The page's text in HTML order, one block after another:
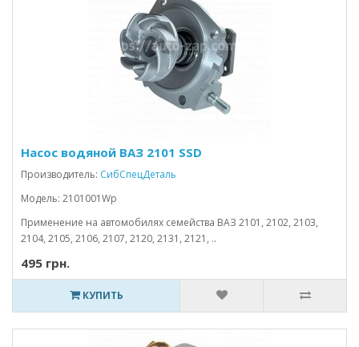
Насос водяной ВАЗ 2101 SSD
Производитель: СибСпецДеталь
Модель: 2101001Wp
Применение на автомобилях семейства ВАЗ 2101, 2102, 2103,
2104, 2105, 2106, 2107, 2120, 2131, 2121, ..
495 грн.
КУПИТЬ